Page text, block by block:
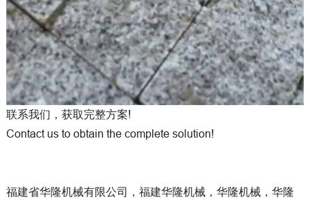
联系我们，获取完整方案!
Contact us to obtain the complete solution!
福建省华隆机械有限公司，福建华隆机械，华隆机械，华隆